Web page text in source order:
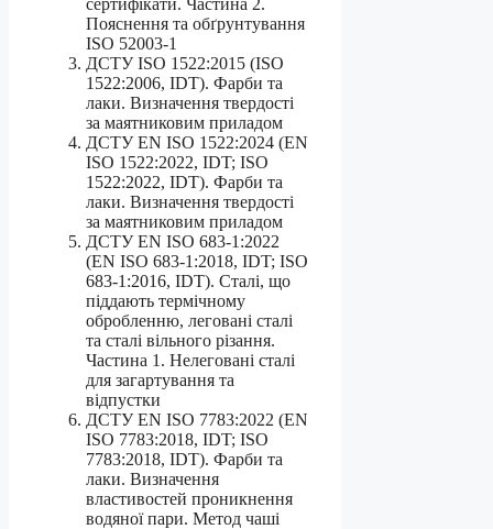
Пояснення та обґрунтування
ISO 52003-1
ДСТУ ISO 1522:2015 (ISO
1522:2006, IDT). Фарби та
лаки. Визначення твердості
за маятниковим приладом
ДСТУ EN ISO 1522:2024 (EN
ISO 1522:2022, IDT; ISO
1522:2022, IDT). Фарби та
лаки. Визначення твердості
за маятниковим приладом
ДСТУ EN ISO 683-1:2022
(EN ISO 683-1:2018, IDT; ISO
683-1:2016, IDT). Сталі, що
піддають термічному
обробленню, леговані сталі
та сталі вільного різання.
Частина 1. Нелеговані сталі
для загартування та
відпустки
ДСТУ EN ISO 7783:2022 (EN
ISO 7783:2018, IDT; ISO
7783:2018, IDT). Фарби та
лаки. Визначення
властивостей проникнення
водяної пари. Метод чаші